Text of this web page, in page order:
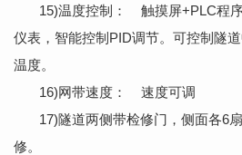
15)温度控制： 触摸屏+PLC程
仪表，智能控制PID调节。可控制隧
温度。
16)网带速度： 速度可调
17)隧道两侧带检修门，侧面各6
修。